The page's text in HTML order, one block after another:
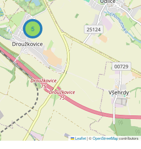
5
Leaflet|©OpenStreetMapcontributors